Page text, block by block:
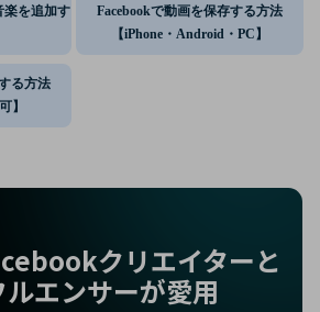
楽を追加す
Facebookで動画を保存する方法
【iPhone・Android・PC】
る方法
】
クリエイターと
ルエンサーが愛用